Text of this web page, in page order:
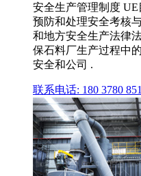
安全生产管理制度
预防和处理安全考核
和地方安全生产法律
保石料厂生产过程中
安全和公司 .
联系电话: 180 3780